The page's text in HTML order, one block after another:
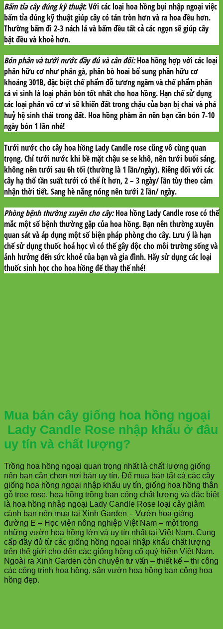
Bấm tỉa cây đúng kỹ thuật: Với các loại hoa hồng bụi nhập ngoại việc
bấm tỉa đúng kỹ thuật giúp cây có tán tròn hơn và ra hoa đều hơn.
Thường bấm đi 2-3 nách lá và bấm đều tất cả các ngọn sẽ giúp cây
bật đều và khoẻ hơn.
Bón phân và tưới nước đầy đủ và cân đối:Hoa hồng hợp với các loại
phân hữu cơ như phân gà, phân bò hoai bổ sung phân hữu cơ
khoáng 301B, đặc biệtchế phẩm đỗ tương ngâmvàchế phẩm phân
cá vi sinhlà loại phân bón tốt nhất cho hoa hồng. Hạn chế sử dụng
các loại phân vô cơ vì sẽ khiến đất trong chậu của bạn bị chai và phá
huỷ hệ sinh thái trong đất. Hoa hồng phàm ăn nên bạn cần bón 7-10
ngày bón 1 lần nhé!
Tưới nước cho cây hoa hồng Lady Candle rose cũng vô cùng quan
trọng. Chỉ tưới nước khi bề mặt chậu se se khô, nên tưới buổi sáng,
không nên tưới sau 6h tối (thường là 1 lần/ngày). Riêng đối với các
cây hạ thổ tần suất tưới có thể ít hơn, 2 – 3 ngày/ lần tùy theo cảm
nhận thời tiết. Sang hè nắng nóng nên tưới 2 lần/ ngày.
Phòng bệnh thường xuyên cho cây:Hoa hồng Lady Candle rose có thể
mắc một số bệnh thường gặp của hoa hồng. Bạn nên thường xuyên
quan sát và áp dụng một số biện pháp phòng cho cây. Lưu ý là hạn
chế sử dụng thuốc hoá học vì có thể gây độc cho môi trường sống và
ảnh hưởng đến sức khoẻ của bạn và gia đình. Hãy sử dụng các loại
thuốc sinh học cho hoa hồng để thay thế nhé!
Mua bán cây giống hoa hồng ngoại
Lady Candle Rose nhập khẩu ở đâu
uy tín và chất lượng?
Trồng hoa hồng ngoại quan trọng nhất là chất lượng giống
nên bạn cần chọn nơi bán uy tín. Để mua bán tất cả các cây
giống hoa hồng ngoại nhập khẩu uy tín, giống hoa hồng thân
gỗ tree rose, hoa hồng trồng ban công chất lượng và đặc biệt
là hoa hồng nhập ngoại Lady Candle Rose loại cây giâm
cành bạn nên mua tại Xinh Garden – Vườn hoa giảng
đường E – Học viện nông nghiệp Việt Nam – một trong
những vườn hoa hồng lớn và uy tín nhất tại Việt Nam. Cung
cấp đầy đủ từ các giống hồng ngoại nhập khẩu chất lượng
trên thế giới cho đến các giống hồng cổ quý hiếm Việt Nam.
Ngoài ra Xinh Garden còn chuyên tư vấn – thiết kế – thi công
các công trình hoa hồng, sân vườn hoa hồng ban công hoa
hồng đẹp.